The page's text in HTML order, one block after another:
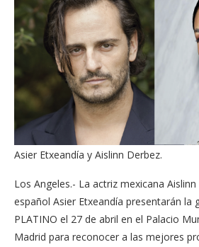
Asier Etxeandía y Aislinn Derbez.
Los Angeles.- La actriz mexicana
español Asier Etxeandía presentarán la
PLATINO el 27 de abril en el Palacio
Madrid para reconocer a las mejores